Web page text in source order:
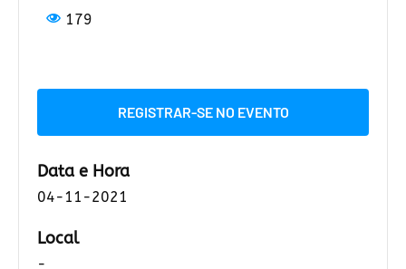
179
REGISTRAR-SE NO EVENTO
Data e Hora
04-11-2021
Local
-